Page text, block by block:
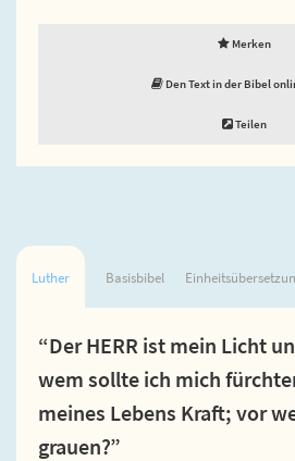
Merken
Den Text in der Bibel
Teilen
Luther Basisbibel
“Der HERR ist mein Licht
wem sollte ich mich
meines Lebens Kraft; vor
grauen?”